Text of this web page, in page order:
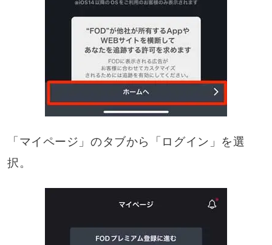
「マイページ」のタブから「ログイン」を選
択。